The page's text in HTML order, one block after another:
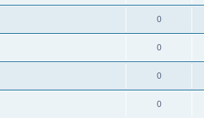
0
0
0
0